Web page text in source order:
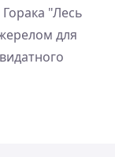
Горака "Лесь
для